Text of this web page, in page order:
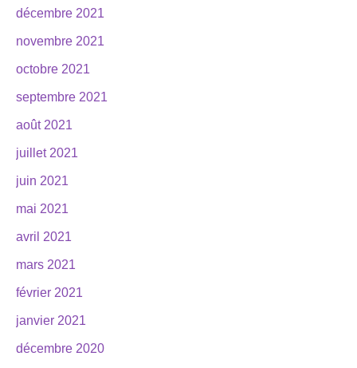
décembre 2021
novembre 2021
octobre 2021
septembre 2021
août 2021
juillet 2021
juin 2021
mai 2021
avril 2021
mars 2021
février 2021
janvier 2021
décembre 2020